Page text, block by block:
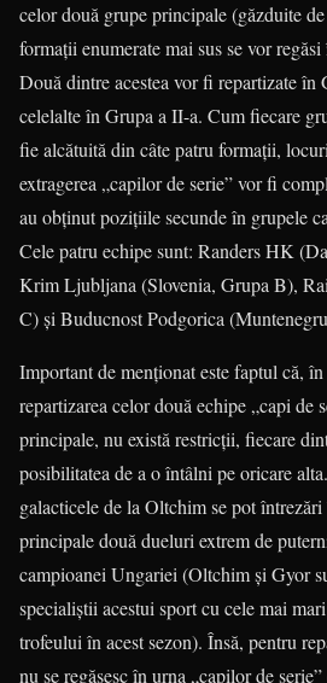
celor două grupe principale (găzduite
formaţii enumerate mai sus se vor
Două dintre acestea vor fi repartizate
celelalte în Grupa a II-a. Cum fiecare
fie alcătuită din câte patru formaţii,
extragerea „capilor de serie” vor fi
au obţinut poziţiile secunde în grupele
Cele patru echipe sunt: Randers HK
Krim Ljubljana (Slovenia, Grupa B),
C) şi Buducnost Podgorica
Important de menţionat este faptul că, în
repartizarea celor două echipe „capi de
principale, nu există restricţii, fiecare
posibilitatea de a o întâlni pe oricare
galacticele de la Oltchim se pot
principale două dueluri extrem de
campioanei Ungariei (Oltchim şi Gyor
specialiştii acestui sport cu cele mai
trofeului în acest sezon). Însă, pentru
nu se regăsesc în urna „capilor de